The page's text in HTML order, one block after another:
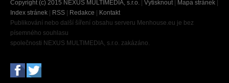
Copyright (c) 2015 NEXUS MULTIMEDIA, s.r.o. Vytisknout Mapa stránek
Index stránek
RSS Redakce
Kontakt
Publikování nebo další šíření obsahu serveru Menhouse.eu je bez
písemného souhlasu
společnosti NEXUS MULTIMEDIA, s.r.o. zakázáno.